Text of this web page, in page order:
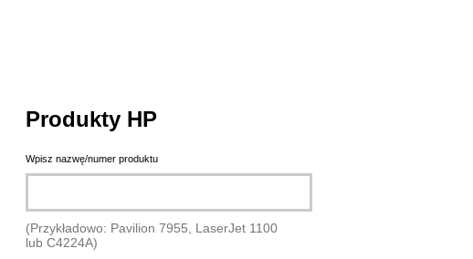
Produkty HP
Wpisz nazwę/numer produktu
(Przykładowo: Pavilion 7955, LaserJet 1100
lub C4224A)